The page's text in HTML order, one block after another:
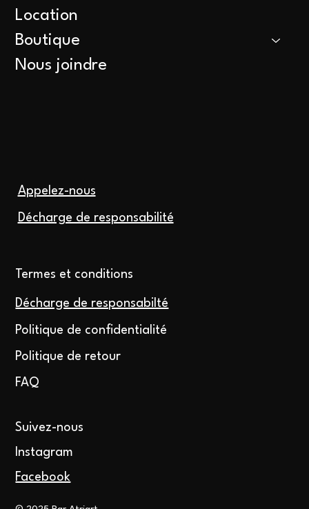
Location
Boutique
Nous joindre
Décharge de responsabilité
Appelez-nous
Termes et conditions
Politique de confidentialité
Politique de retour
FAQ
Décharge de responsabilté
Suivez-nous
Instagram
Facebook